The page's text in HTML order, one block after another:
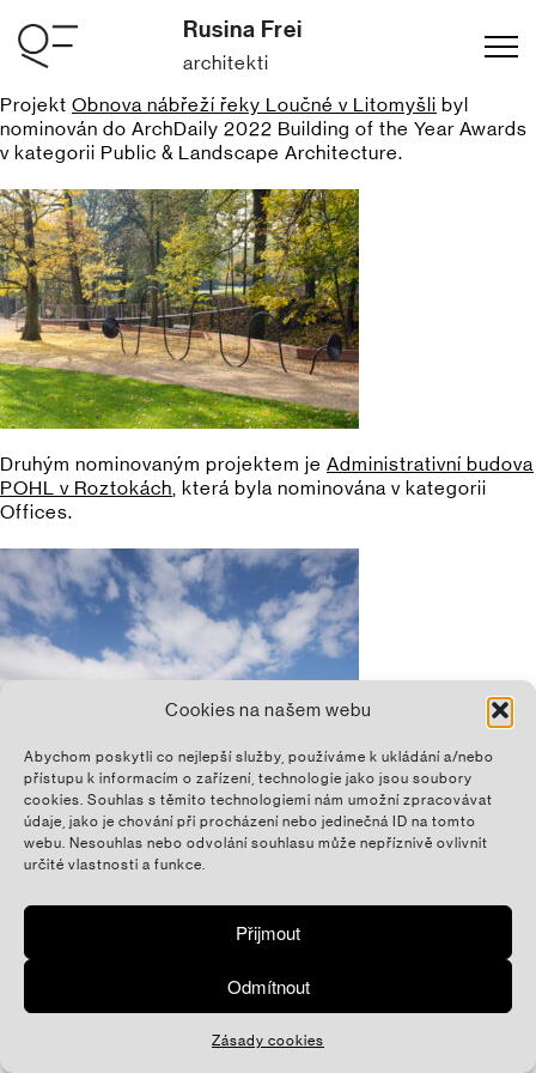
Cookies na našem webu
Abychom poskytli co nejlepší služby, používáme k ukládání a/nebo
přístupu k informacím o zařízení, technologie jako jsou soubory
cookies. Souhlas s těmito technologiemi nám umožní zpracovávat
údaje, jako je chování při procházení nebo jedinečná ID na tomto
webu. Nesouhlas nebo odvolání souhlasu může nepříznivě ovlivnit
určité vlastnosti a funkce.
Přijmout
Odmítnout
Zásady cookies
Rusina Frei
architekti
Projekt Obnova nábřeží řeky Loučné v Litomyšli byl
nominován do ArchDaily 2022 Building of the Year Awards
v kategorii Public & Landscape Architecture.
Druhým nominovaným projektem je Administrativní budova
POHL v Roztokách , která byla nominována v kategorii
Offices.